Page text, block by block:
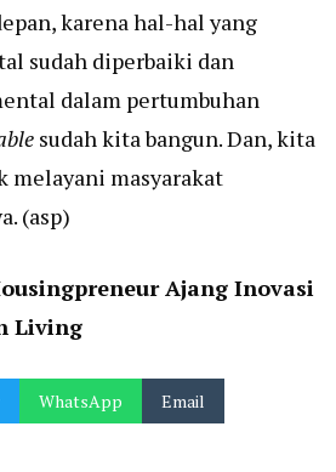
karena hal-hal yang
sudah diperbaiki dan
dalam pertumbuhan
sudah kita bangun. Dan, kita
melayani masyarakat
(asp)
Ajang Inovasi
Living
WhatsApp Email